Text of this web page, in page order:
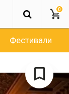
0
Фестивали